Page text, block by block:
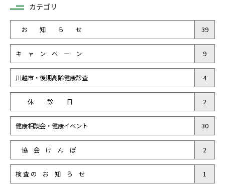
カテゴリ
お 知 ら せ 39
キ ャ ン ペ ー ン 9
川越市・後期高齢健康診査 4
休 診 日 2
健康相談会・健康イベント 30
協 会 け ん ぽ 2
検 査 の お 知 ら せ 1